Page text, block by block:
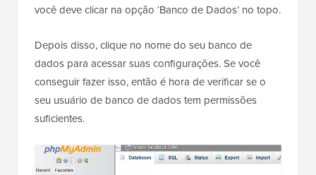
você deve clicar na opção ‘Banco de Dados’ no topo.
Depois disso, clique no nome do seu banco de
dados para acessar suas configurações. Se você
conseguir fazer isso, então é hora de verificar se o
seu usuário de banco de dados tem permissões
suficientes.